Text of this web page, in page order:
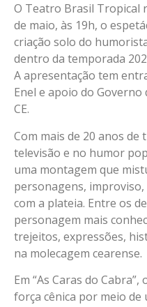
O Teatro Brasil Tropical
de maio, às 19h, o
criação solo do
dentro da temporada
A apresentação tem
Enel e apoio do Governo
CE.
Com mais de 20 anos
televisão e no humor
uma montagem que
personagens,
com a plateia. Entre os
personagem mais
trejeitos, expressões,
na molecagem cearense.
Em “As Caras do
força cênica por meio de